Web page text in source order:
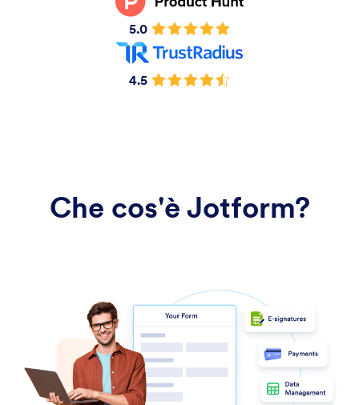
5.0
4.5
Che cos'è Jotform?